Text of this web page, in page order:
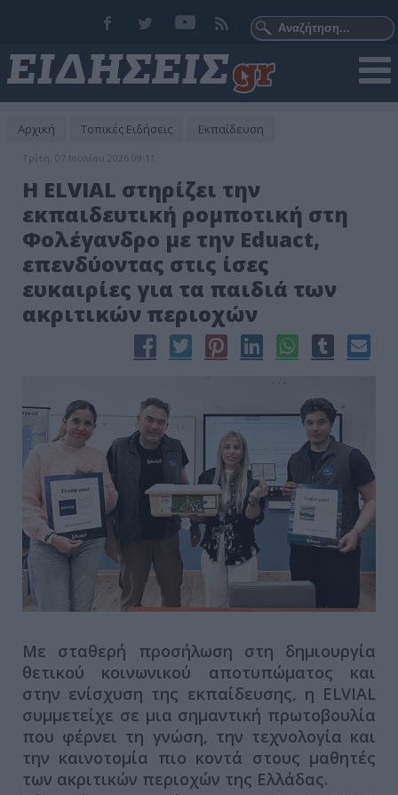
Αρχική Τοπικές Ειδήσεις Εκπαίδευση
Τρίτη, 07 Ιουλίου 2026 09:11
Η ELVIAL στηρίζει την
εκπαιδευτική ρομποτική στη
Φολέγανδρο με την Eduact,
επενδύοντας στις ίσες
ευκαιρίες για τα παιδιά των
ακριτικών περιοχών
Με σταθερή προσήλωση στη δημιουργία
θετικού κοινωνικού αποτυπώματος και
στην ενίσχυση της εκπαίδευσης, η ELVIAL
συμμετείχε σε μια σημαντική πρωτοβουλία
που φέρνει τη γνώση, την τεχνολογία και
την καινοτομία πιο κοντά στους μαθητές
των ακριτικών περιοχών της Ελλάδας.